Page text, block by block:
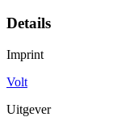
Details
Imprint
Volt
Uitgever